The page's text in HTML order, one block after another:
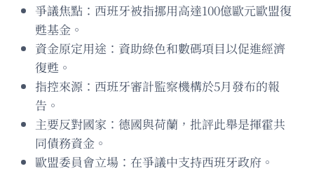
爭議焦點：西班牙被指挪用高達100億歐元歐盟復
甦基金。
資金原定用途：資助綠色和數碼項目以促進經濟
復甦。
指控來源：西班牙審計監察機構於5月發布的報
告。
主要反對國家：德國與荷蘭，批評此舉是揮霍共
同債務資金。
歐盟委員會立場：在爭議中支持西班牙政府。